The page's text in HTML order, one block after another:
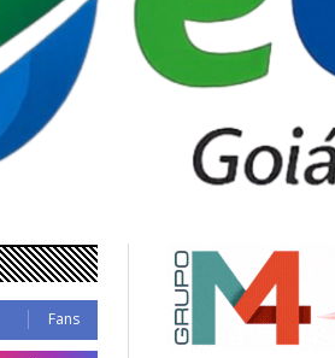
Fans